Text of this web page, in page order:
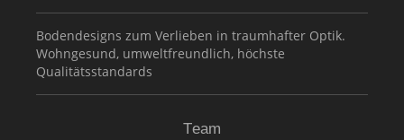
Bodendesigns zum Verlieben in traumhafter Optik.
Wohngesund, umweltfreundlich, höchste
Qualitätsstandards
Team